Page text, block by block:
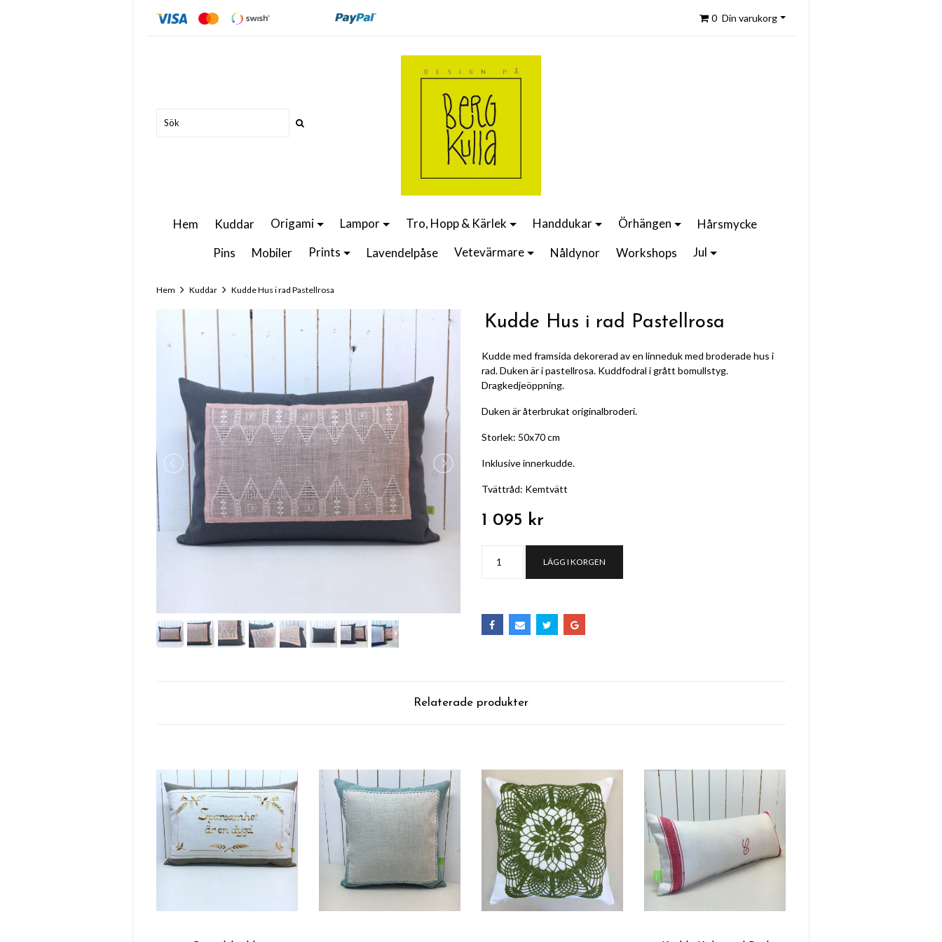
0 Din varukorg
Hem Kuddar Origami Lampor Tro, Hopp & Kärlek Handdukar Örhängen
Hårsmycke
Pins
Mobiler Prints Lavendelpåse Vetevärmare Nåldynor Workshops Jul
Hem Kuddar Kudde Hus i rad Pastellrosa
Kudde Hus i rad Pastellrosa
Kudde med framsida dekorerad av en linneduk med broderade hus i
rad. Duken är i pastellrosa. Kuddfodral i grått bomullstyg.
Dragkedjeöppning.
Duken är återbrukat originalbroderi.
Storlek: 50x70 cm
Inklusive innerkudde.
Tvättråd: Kemtvätt
1 095 kr
LÄGG I KORGEN
Relaterade produkter